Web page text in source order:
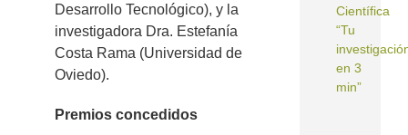
Desarrollo Tecnológico), y la
investigadora Dra. Estefanía
Costa Rama (Universidad de
Oviedo).
Premios concedidos
Científica
“Tu
en 3
min”